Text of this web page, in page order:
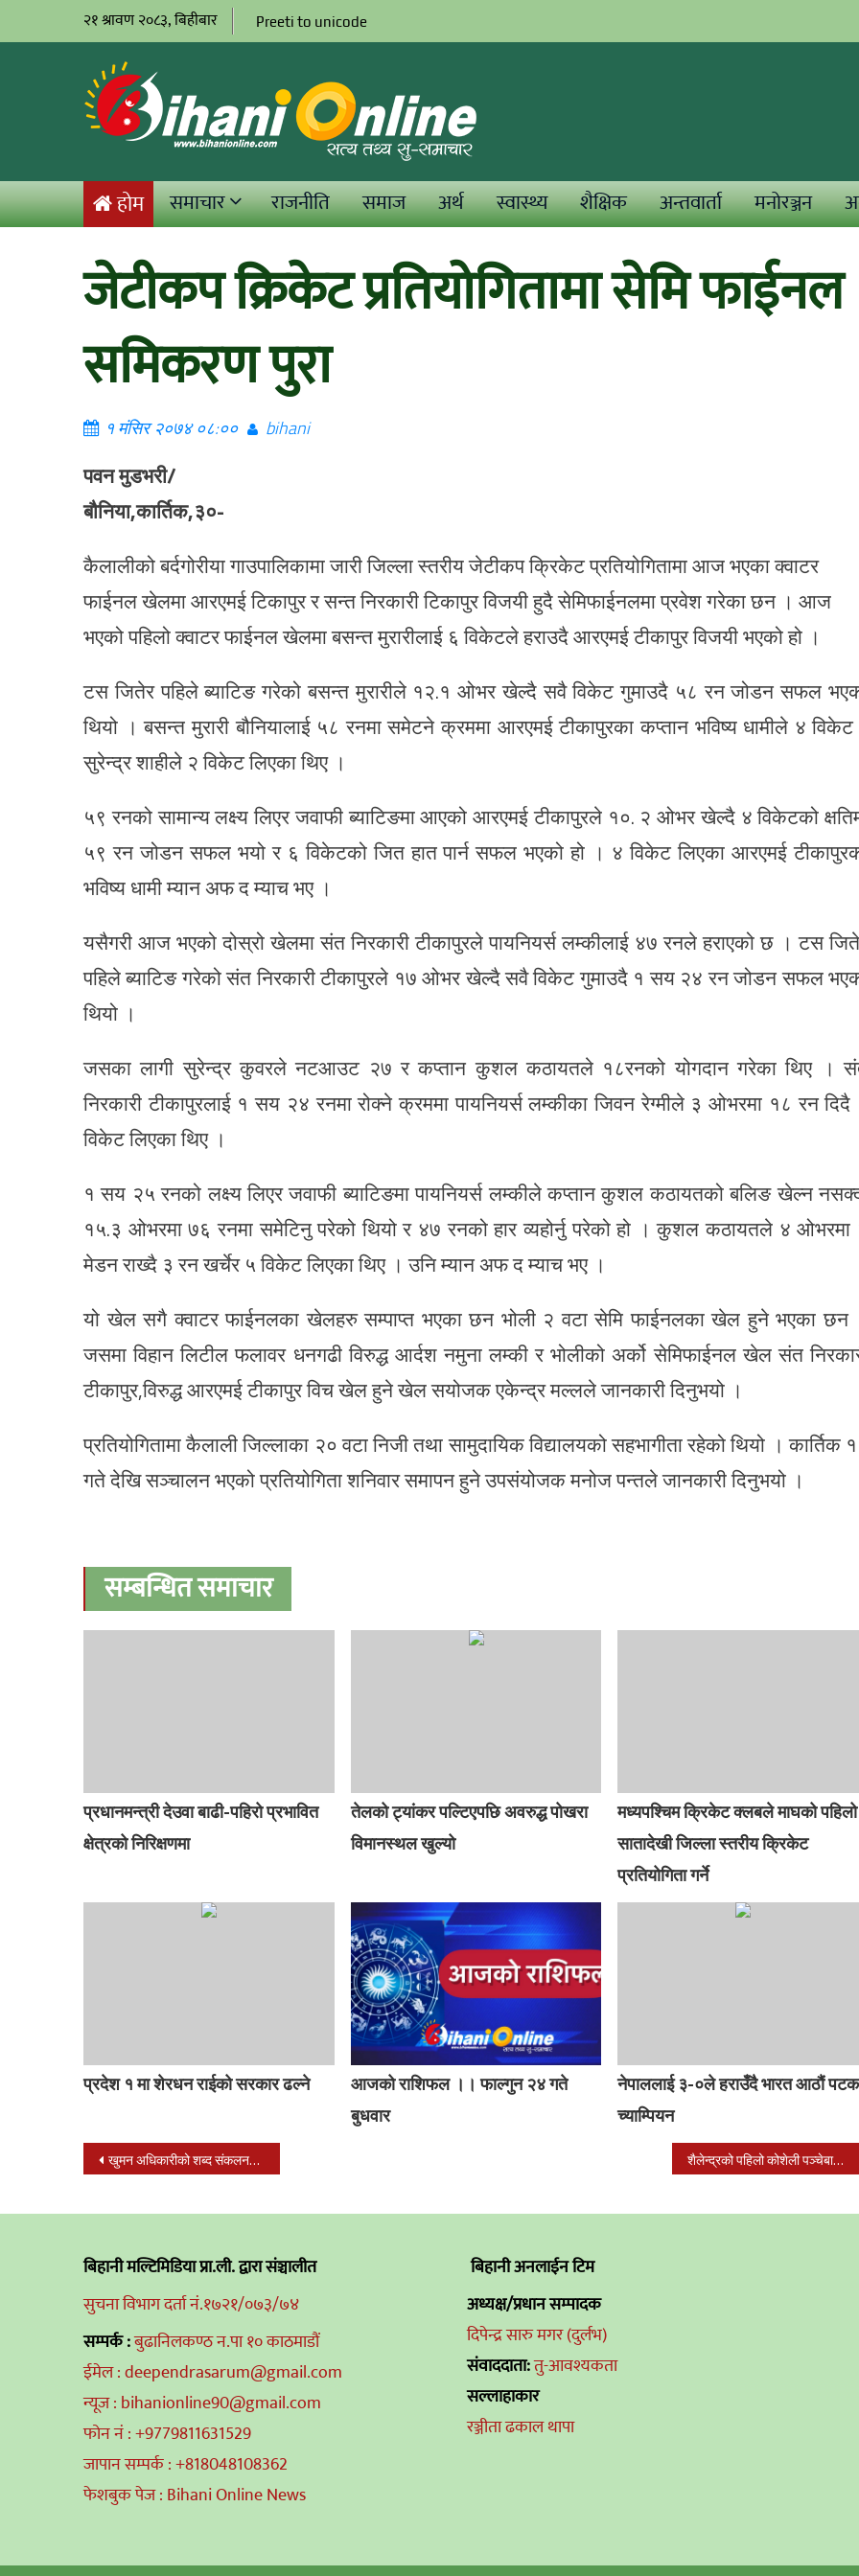
२१ श्रावण २०८३, बिहीबार Preeti to unicode
होम समाचार राजनीति समाज अर्थ स्वास्थ्य शैक्षिक अन्तवार्ता मनोरञ्जन
जेटीकप क्रिकेट प्रतियोगितामा सेमि फाईनल
समिकरण पुरा
१ मंसिर २०७४ ०८:०० bihani
पवन मुडभरी/
बौनिया,कार्तिक,३०-
कैलालीको बर्दगोरीया गाउपालिकामा जारी जिल्ला स्तरीय जेटीकप क्रिकेट प्रतियोगितामा आज भएका क्वाटर
फाईनल खेलमा आरएमई टिकापुर र सन्त निरकारी टिकापुर विजयी हुदै सेमिफाईनलमा प्रवेश गरेका छन । आज
भएको पहिलो क्वाटर फाईनल खेलमा बसन्त मुरारीलाई ६ विकेटले हराउदै आरएमई टीकापुर विजयी भएको हो ।
टस जितेर पहिले ब्याटिङ गरेको बसन्त मुरारीले १२.१ ओभर खेल्दै सवै विकेट गुमाउदै ५८ रन जोडन सफल
थियो । बसन्त मुरारी बौनियालाई ५८ रनमा समेटने क्रममा आरएमई टीकापुरका कप्तान भविष्य धामीले ४
सुरेन्द्र शाहीले २ विकेट लिएका थिए ।
५९ रनको सामान्य लक्ष्य लिएर जवाफी ब्याटिङमा आएको आरएमई टीकापुरले १०. २ ओभर खेल्दै ४ विकेटको
५९ रन जोडन सफल भयो र ६ विकेटको जित हात पार्न सफल भएको हो । ४ विकेट लिएका आरएमई
भविष्य धामी म्यान अफ द म्याच भए ।
यसैगरी आज भएको दोस्रो खेलमा संत निरकारी टीकापुरले पायनियर्स लम्कीलाई ४७ रनले हराएको छ । टस
पहिले ब्याटिङ गरेको संत निरकारी टीकापुरले १७ ओभर खेल्दै सवै विकेट गुमाउदै १ सय २४ रन जोडन सफल
थियो ।
जसका लागी सुरेन्द्र कुवरले नटआउट २७ र कप्तान कुशल कठायतले १८रनको योगदान गरेका थिए ।
निरकारी टीकापुरलाई १ सय २४ रनमा रोक्ने क्रममा पायनियर्स लम्कीका जिवन रेग्मीले ३ ओभरमा १८ रन दिदै
विकेट लिएका थिए ।
१ सय २५ रनको लक्ष्य लिएर जवाफी ब्याटिङमा पायनियर्स लम्कीले कप्तान कुशल कठायतको बलिङ खेल्न
१५.३ ओभरमा ७६ रनमा समेटिनु परेको थियो र ४७ रनको हार व्यहोर्नु परेको हो । कुशल कठायतले ४ ओभरमा
मेडन राख्दै ३ रन खर्चेर ५ विकेट लिएका थिए । उनि म्यान अफ द म्याच भए ।
यो खेल सगै क्वाटर फाईनलका खेलहरु सम्पाप्त भएका छन भोली २ वटा सेमि फाईनलका खेल हुने भएका छन
जसमा विहान लिटील फलावर धनगढी विरुद्ध आर्दश नमुना लम्की र भोलीको अर्को सेमिफाईनल खेल संत
टीकापुर,विरुद्ध आरएमई टीकापुर विच खेल हुने खेल सयोजक एकेन्द्र मल्लले जानकारी दिनुभयो ।
प्रतियोगितामा कैलाली जिल्लाका २० वटा निजी तथा सामुदायिक विद्यालयको सहभागीता रहेको थियो । कार्तिक
गते देखि सञ्चालन भएको प्रतियोगिता शनिवार समापन हुने उपसंयोजक मनोज पन्तले जानकारी दिनुभयो ।
सम्बन्धित समाचार
प्रधानमन्त्री देउवा बाढी-पहिरो प्रभावित
क्षेत्रको निरिक्षणमा
तेलको ट्यांकर पल्टिएपछि अवरुद्ध पोखरा
विमानस्थल खुल्यो
मध्यपश्चिम क्रिकेट क्लबले माघको पहिलो
सातादेखी जिल्ला स्तरीय क्रिकेट
प्रतियोगिता गर्ने
प्रदेश १ मा शेरधन राईको सरकार ढल्ने
आजको राशिफल ।। फाल्गुन २४ गते
बुधवार
नेपाललाई ३-०ले हराउँदै भारत आठौं पटक
च्याम्पियन
Post
खुमन अधिकारीको शब्द संकलनमा ‘जी थपेर बोल’ बोलको नयाँ गित सार्वजनीक शैलेन्द्रको पहिलो कोशेली पञ्चेबाजा गित जुर्याछ लगन सार्वजनीक
बिहानी मल्टिमिडिया प्रा.ली. द्वारा संञ्चालीत
सुचना विभाग दर्ता नं.१७२१/०७३/७४
सम्पर्क :बुढानिलकण्ठ न.पा १० काठमाडौं
ईमेल : deependrasarum@gmail.com
न्यूज : bihanionline90@gmail.com
फोन नं : +9779811631529
जापान सम्पर्क : +818048108362
फेशबुक पेज : Bihani Online News
बिहानी अनलाईन टिम
अध्यक्ष/प्रधान सम्पादक
दिपेन्द्र सारु मगर (दुर्लभ)
संवाददाता:तु-आवश्यकता
सल्लाहाकार
रञ्जीता ढकाल थापा